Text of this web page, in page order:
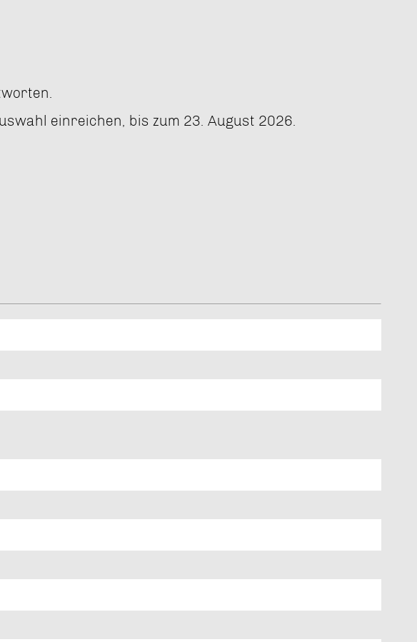
einreichen, bis zum 23. August 2026.